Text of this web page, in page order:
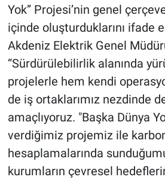
Yok” Projesi’nin genel
içinde oluşturduklarını ifade
Akdeniz Elektrik Genel
“Sürdürülebilirlik alanında
projelerle hem kendi
de iş ortaklarımız nezdinde
amaçlıyoruz. "Başka Dünya
verdiğimiz projemiz ile
hesaplamalarında
kurumların çevresel